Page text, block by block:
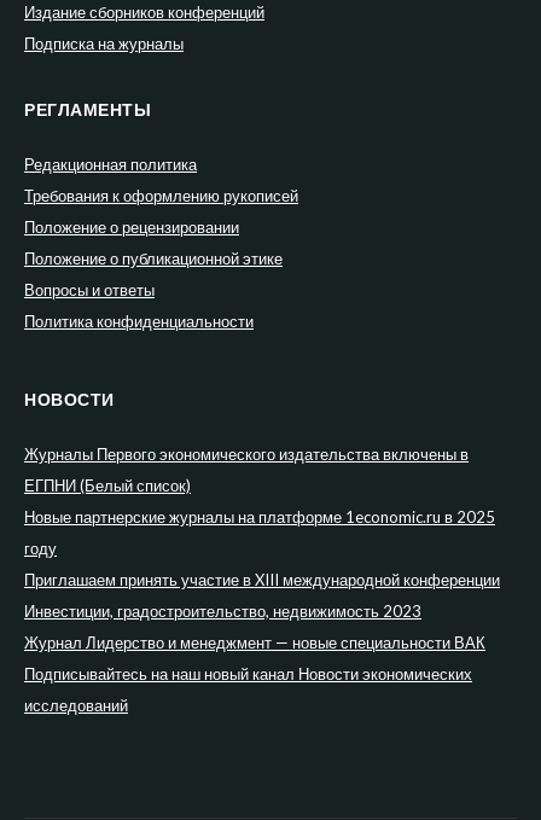
Издание сборников конференций
Подписка на журналы
РЕГЛАМЕНТЫ
Редакционная политика
Требования к оформлению рукописей
Положение о рецензировании
Положение о публикационной этике
Вопросы и ответы
Политика конфиденциальности
НОВОСТИ
Журналы Первого экономического издательства включены в
ЕГПНИ (Белый список)
Новые партнерские журналы на платформе 1economic.ru в 2025
году
Приглашаем принять участие в XIII международной конференции
Инвестиции, градостроительство, недвижимость 2023
Журнал Лидерство и менеджмент — новые специальности ВАК
Подписывайтесь на наш новый канал Новости экономических
исследований